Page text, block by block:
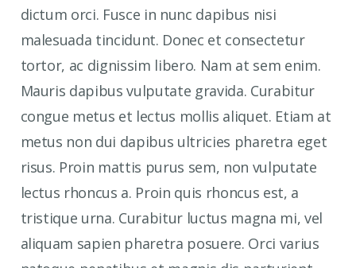
dictum orci. Fusce in nunc dapibus nisi
malesuada tincidunt. Donec et consectetur
tortor, ac dignissim libero. Nam at sem enim.
Mauris dapibus vulputate gravida. Curabitur
congue metus et lectus mollis aliquet. Etiam at
metus non dui dapibus ultricies pharetra eget
risus. Proin mattis purus sem, non vulputate
lectus rhoncus a. Proin quis rhoncus est, a
tristique urna. Curabitur luctus magna mi, vel
aliquam sapien pharetra posuere. Orci varius